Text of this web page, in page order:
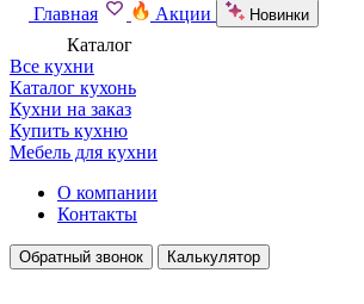
Главная Акции Новинки
Каталог
Все кухни
Каталог кухонь
Кухни на заказ
Купить кухню
Мебель для кухни
О компании
Контакты
Обратный звонок Калькулятор